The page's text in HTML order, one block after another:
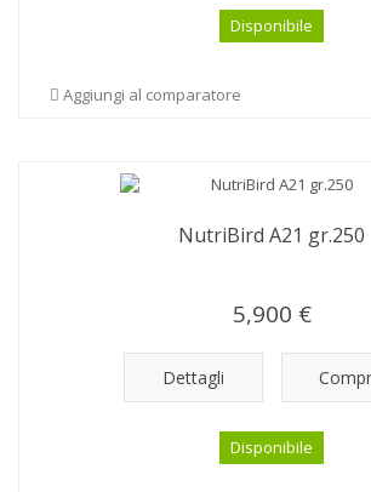
Disponibile
Aggiungi al comparatore
NutriBird A21 gr.250
5,900 €
Dettagli
Disponibile